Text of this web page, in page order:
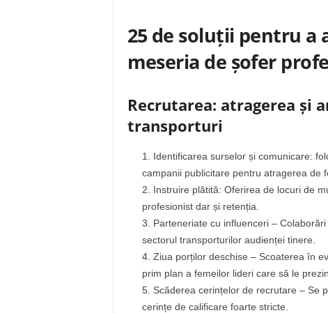
25 de soluții pentru a
meseria de șofer
Recrutarea: atragerea și
transporturi
Identificarea surselor și comunicare:
campanii publicitare pentru atragerea de
Instruire plătită: Oferirea de locuri de
profesionist dar și retenția.
Parteneriate cu influenceri –
sectorul transporturilor audienței tinere.
Ziua porților deschise – Scoaterea în
prim plan a femeilor lideri care să le
Scăderea cerințelor de recrutare – Se
cerințe de calificare foarte stricte.